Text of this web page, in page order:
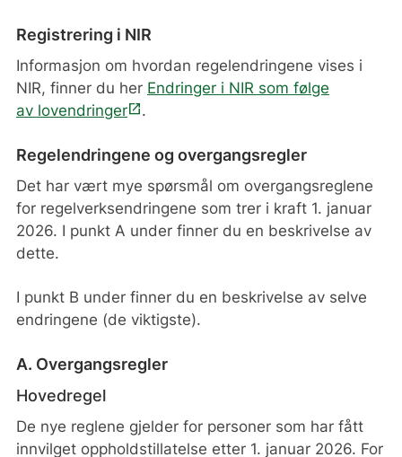
Registrering i NIR
Informasjon om hvordan regelendringene vises i
NIR, finner du her Endringer i NIR som følge
av lovendringeropen_in_new.
Regelendringene og overgangsregler
Det har vært mye spørsmål om overgangsreglene
for regelverksendringene som trer i kraft 1. januar
2026. I punkt A under finner du en beskrivelse av
dette.
I punkt B under finner du en beskrivelse av selve
endringene (de viktigste).
A. Overgangsregler
Hovedregel
De nye reglene gjelder for personer som har fått
innvilget oppholdstillatelse etter 1. januar 2026. For